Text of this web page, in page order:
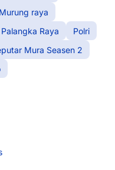
raya
Raya
Polri
Mura Seasen 2